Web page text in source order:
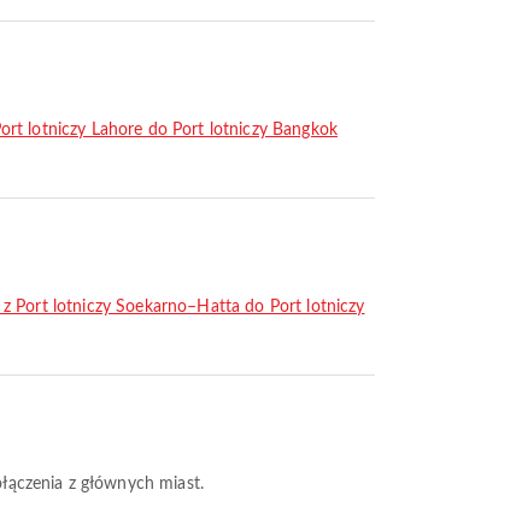
lotniczy Lahore do Port lotniczy Bangkok
z Port lotniczy Soekarno–Hatta do Port lotniczy
z głównych miast.